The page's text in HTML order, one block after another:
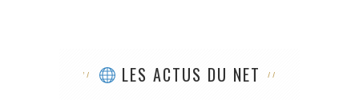
LES ACTUS DU NET